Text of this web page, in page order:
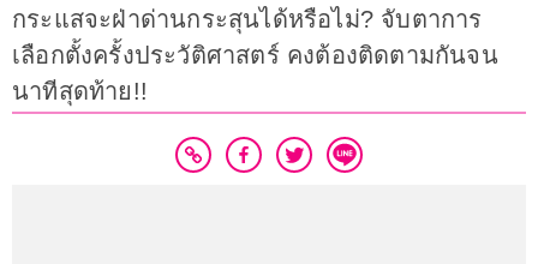
กระแสจะฝ่าด่านกระสุนได้หรือไม่? จับตาการ
เลือกตั้งครั้งประวัติศาสตร์ คงต้องติดตามกันจน
นาทีสุดท้าย!!